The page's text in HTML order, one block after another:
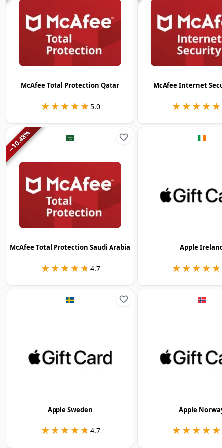
McAfee Total Protection Qatar
★★★★★
★★★★★5.0
McAfee Internet
★★★★★
★★★★★
−
10.48
%
McAfee Total Protection Saudi Arabia
★★★★★
★★★★★ 4.7
Apple
★★★★★
★★★★★
Apple Sweden
★★★★★
★★★★★ 4.7
Apple
★★★★★
★★★★★